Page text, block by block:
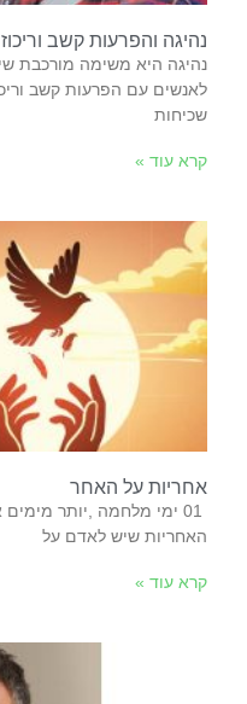
נהיגה והפרעות קשב וריכוז
‬שכיחות‭
קרא עוד »
אחריות על האחר
‬האחריות‭ ‬שיש‭ ‬לאדם‭ ‬על‭
קרא עוד »